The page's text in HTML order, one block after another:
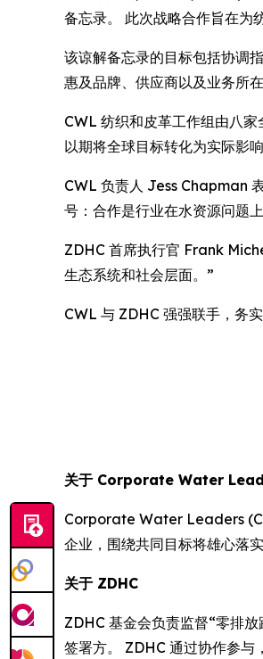
备忘录。 此次战略合作旨在为
该谅解备忘录的目标包括协调
惠及品牌、供应商以及业务所在
CWL 纺织和皮革工作组由八
以期将全球目标转化为实际影
CWL 负责人 Jess Chapman
号：合作是行业在水资源问题
ZDHC 首席执行官 Frank
生态系统和社会层面。”
CWL 与 ZDHC 强强联手，务
关于 Corporate Water
Corporate Water Leaders
企业，围绕共同目标将雄心落
关于 ZDHC
ZDHC 基金会负责监督“零排
签署方。 ZDHC 通过协作参与